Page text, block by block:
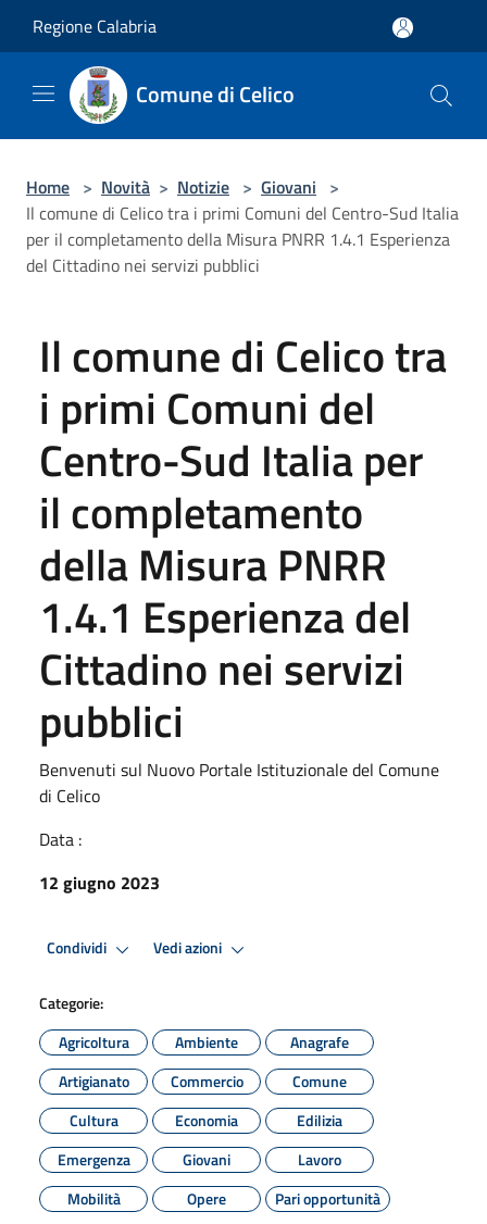
Regione Calabria
Comune di Celico
Home > Novità > Notizie > Giovani >
Il comune di Celico tra i primi Comuni del Centro-Sud Italia
per il completamento della Misura PNRR 1.4.1 Esperienza
del Cittadino nei servizi pubblici
Il comune di Celico tra
i primi Comuni del
Centro-Sud Italia per
il completamento
della Misura PNRR
1.4.1 Esperienza del
Cittadino nei servizi
pubblici
Benvenuti sul Nuovo Portale Istituzionale del Comune
di Celico
Data :
12 giugno 2023
Condividi Vedi azioni
Categorie:
Agricoltura
Ambiente
Anagrafe
Artigianato
Commercio
Comune
Cultura
Economia
Edilizia
Emergenza
Giovani
Lavoro
Mobilità
Opere
Pari opportunità